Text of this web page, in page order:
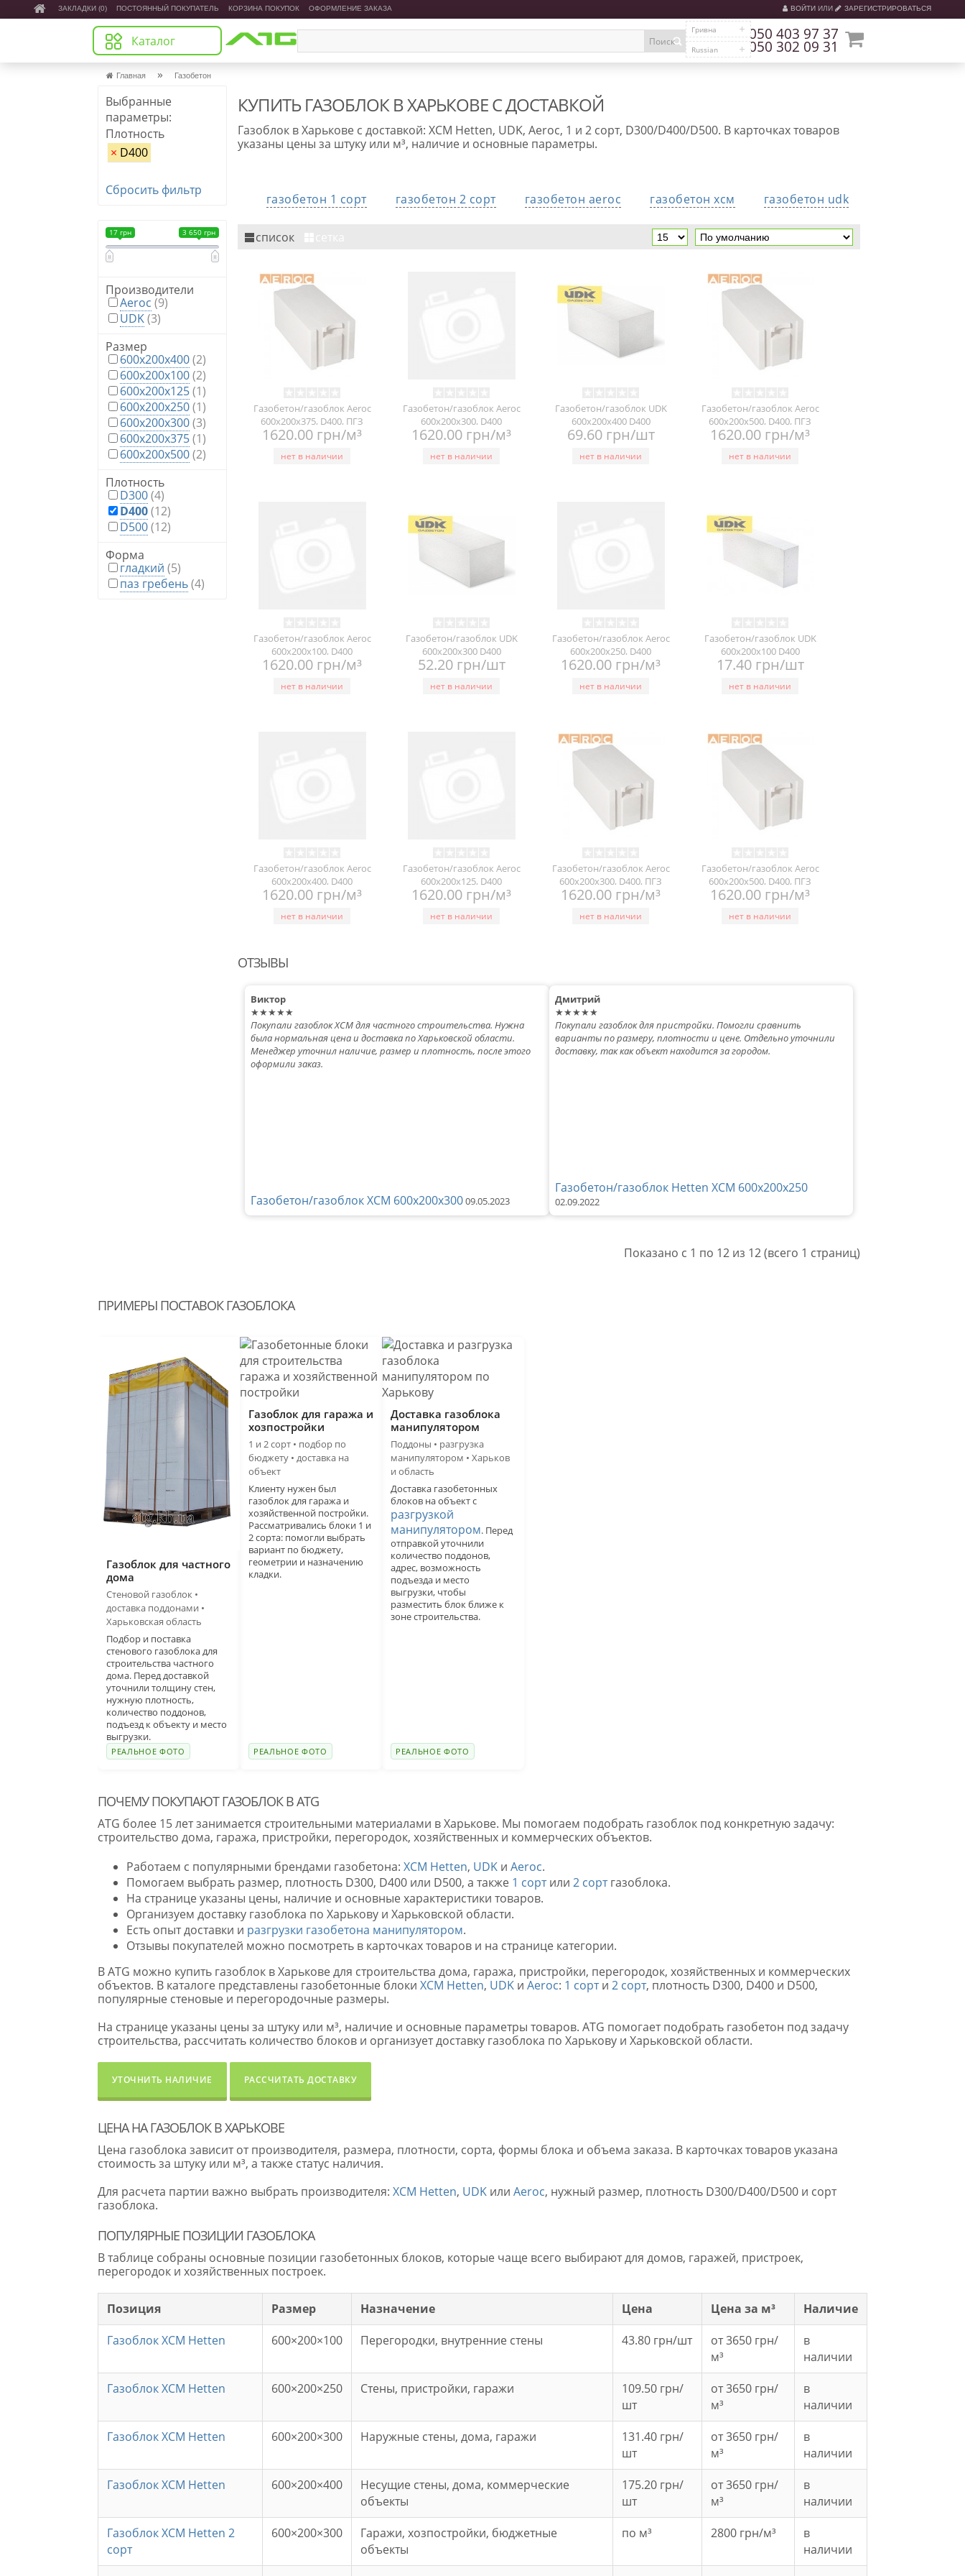
ЗАКЛАДКИ (0) ПОСТОЯННЫЙ ПОКУПАТЕЛЬ КОРЗИНА ПОКУПОК ОФОРМЛЕНИЕ ЗАКАЗА ВОЙТИ ИЛИ ЗАРЕГИСТРИРОВАТЬСЯ
Каталог Поиск
Russian
Гривна 050 403 97 37
050 302 09 31
Главная » Газобетон
Выбранные
параметры:
Плотность
× D400
Сбросить фильтр
17 грн 3 650 грн
Производители
Aeroc (9)
UDK(3)
Размер
600x200x400(2)
600х200х100(2)
600х200х125(1)
600х200х250(1)
600х200х300(3)
600х200х375(1)
600х200х500(2)
Плотность
D300(4)
D400(12)
D500(12)
Форма
гладкий (5)
паз гребень(4)
КУПИТЬ ГАЗОБЛОК В ХАРЬКОВЕ С ДОСТАВКОЙ
Газоблок в Харькове с доставкой: ХСМ Hetten, UDK, Aeroc, 1 и 2 сорт, D300/D400/D500. В карточках товаров
указаны цены за штуку или м³, наличие и основные параметры.
газобетон 1 сорт газобетон 2 сорт газобетон aeroc газобетон хсм газобетон udk
список
Газобетон/газоблок Aeroc
600х200х375, D400, ПГЗ
1620.00 грн/м³
нет в наличии
Газобетон/газоблок Aeroc
600х200х300, D400
1620.00 грн/м³
нет в наличии
Газобетон/газоблок UDK
600x200x400 D400
69.60 грн/шт
нет в наличии
Газобетон/газоблок Aeroc
600х200х500, D400, ПГЗ
1620.00 грн/м³
нет в наличии
Газобетон/газоблок Aeroc
600х200х100, D400
1620.00 грн/м³
нет в наличии
Газобетон/газоблок UDK
600x200x300 D400
52.20 грн/шт
нет в наличии
Газобетон/газоблок Aeroc
600х200х250, D400
1620.00 грн/м³
нет в наличии
Газобетон/газоблок UDK
600x200x100 D400
17.40 грн/шт
нет в наличии
Газобетон/газоблок Aeroc
600х200х400, D400
1620.00 грн/м³
нет в наличии
Газобетон/газоблок Aeroc
600х200х125, D400
1620.00 грн/м³
нет в наличии
Газобетон/газоблок Aeroc
600х200х300, D400, ПГЗ
1620.00 грн/м³
нет в наличии
Газобетон/газоблок Aeroc
600х200х500, D400, ПГЗ
1620.00 грн/м³
нет в наличии
ОТЗЫВЫ
Виктор
★★★★★
Покупали газоблок ХСМ для частного строительства. Нужна
была нормальная цена и доставка по Харьковской области.
Менеджер уточнил наличие, размер и плотность, после этого
оформили заказ.
Газобетон/газоблок ХСМ 600х200х30009.05.2023
Дмитрий
★★★★★
Покупали газоблок для пристройки. Помогли сравнить
варианты по размеру, плотности и цене. Отдельно уточнили
доставку, так как объект находится за городом.
Газобетон/газоблок Hetten ХСМ 600х200х250
02.09.2022
Показано с 1 по 12 из 12 (всего 1 страниц)
ПРИМЕРЫ ПОСТАВОК ГАЗОБЛОКА
Газоблок для частного
дома
Стеновой газоблок •
доставка поддонами •
Харьковская область
Подбор и поставка
стенового газоблока для
строительства частного
дома. Перед доставкой
уточнили толщину стен,
нужную плотность,
количество поддонов,
подъезд к объекту и место
выгрузки.
РЕАЛЬНОЕ ФОТО
Газоблок для гаража и
хозпостройки
1 и 2 сорт • подбор по
бюджету • доставка на
объект
Клиенту нужен был
газоблок для гаража и
хозяйственной постройки.
Рассматривались блоки 1 и
2 сорта: помогли выбрать
вариант по бюджету,
геометрии и назначению
кладки.
РЕАЛЬНОЕ ФОТО
Доставка газоблока
манипулятором
Поддоны • разгрузка
манипулятором • Харьков
и область
Доставка газобетонных
блоков на объект с
разгрузкой
манипулятором. Перед
отправкой уточнили
количество поддонов,
адрес, возможность
подъезда и место
выгрузки, чтобы
разместить блок ближе к
зоне строительства.
РЕАЛЬНОЕ ФОТО
ПОЧЕМУ ПОКУПАЮТ ГАЗОБЛОК В ATG
ATG более 15 лет занимается строительными материалами в Харькове. Мы помогаем подобрать газоблок под конкретную задачу:
строительство дома, гаража, пристройки, перегородок, хозяйственных и коммерческих объектов.
Работаем с популярными брендами газобетона: ХСМ Hetten, UDKи Aeroc.
Помогаем выбрать размер, плотность D300, D400 или D500, а также 1 сортили 2 сортгазоблока.
На странице указаны цены, наличие и основные характеристики товаров.
Организуем доставку газоблока по Харькову и Харьковской области.
Есть опыт доставки и разгрузки газобетона манипулятором.
Отзывы покупателей можно посмотреть в карточках товаров и на странице категории.
В ATG можно купить газоблок в Харькове для строительства дома, гаража, пристройки, перегородок, хозяйственных и коммерческих
объектов. В каталоге представлены газобетонные блоки ХСМ Hetten, UDKи Aeroc: 1 сорти 2 сорт, плотность D300, D400 и D500,
популярные стеновые и перегородочные размеры.
На странице указаны цены за штуку или м³, наличие и основные параметры товаров. ATG помогает подобрать газобетон под задачу
строительства, рассчитать количество блоков и организует доставку газоблока по Харькову и Харьковской области.
УТОЧНИТЬ НАЛИЧИЕ РАССЧИТАТЬ ДОСТАВКУ
ЦЕНА НА ГАЗОБЛОК В ХАРЬКОВЕ
Цена газоблока зависит от производителя, размера, плотности, сорта, формы блока и объема заказа. В карточках товаров указана
стоимость за штуку или м³, а также статус наличия.
Для расчета партии важно выбрать производителя: ХСМ Hetten, UDKили Aeroc, нужный размер, плотность D300/D400/D500 и сорт
газоблока.
ПОПУЛЯРНЫЕ ПОЗИЦИИ ГАЗОБЛОКА
В таблице собраны основные позиции газобетонных блоков, которые чаще всего выбирают для домов, гаражей, пристроек,
перегородок и хозяйственных построек.
Позиция Размер Назначение Цена Цена за м³
Наличие
Газоблок ХСМ Hetten
600×200×100 Перегородки, внутренние стены 43.80 грн/шт
от 3650 грн/
м³
в
наличии
Газоблок ХСМ Hetten
600×200×250 Стены, пристройки, гаражи
109.50 грн/
шт
от 3650 грн/
м³
в
наличии
Газоблок ХСМ Hetten
600×200×300 Наружные стены, дома, гаражи
131.40 грн/
шт
от 3650 грн/
м³
в
наличии
Газоблок ХСМ Hetten
600×200×400
Несущие стены, дома, коммерческие
объекты
175.20 грн/
шт
от 3650 грн/
м³
в
наличии
Газоблок ХСМ Hetten 2
сорт
600×200×300
Гаражи, хозпостройки, бюджетные
объекты
по м³ 2800 грн/м³
в
наличии